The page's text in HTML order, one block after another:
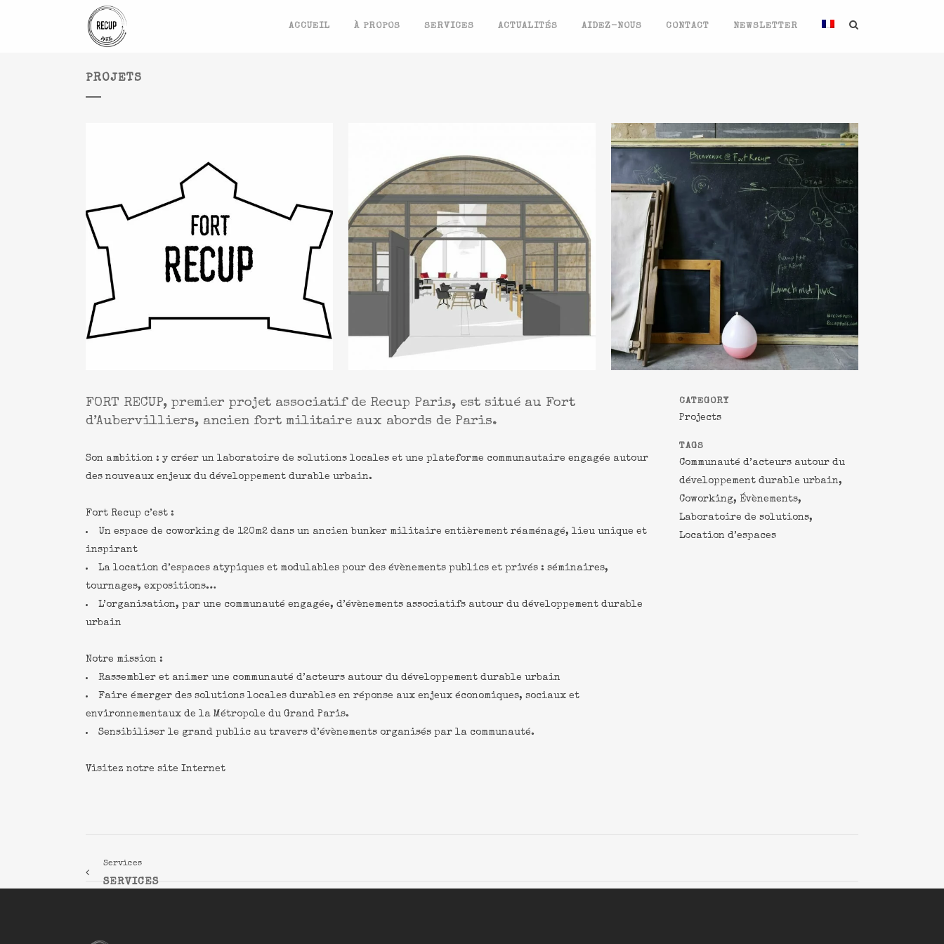
ACCUEIL À PROPOS SERVICES ACTUALITÉS AIDEZ-NOUS CONTACT NEWSLETTER
PROJETS
FORT RECUP, premier projet associatif de Recup Paris, est situé au Fort
d’Aubervilliers, ancien fort militaire aux abords de Paris.
Son ambition : y créer un laboratoire de solutions locales et une plateforme communautaire engagée autour
des nouveaux enjeux du développement durable urbain.
Fort Recup c’est :
Un espace de coworking de 120m2 dans un ancien bunker militaire entièrement réaménagé, lieu unique et
inspirant
La location d’espaces atypiques et modulables pour des évènements publics et privés : séminaires,
tournages, expositions…
L’organisation, par une communauté engagée, d’évènements associatifs autour du développement durable
urbain
Notre mission :
Rassembler et animer une communauté d’acteurs autour du développement durable urbain
Faire émerger des solutions locales durables en réponse aux enjeux économiques, sociaux et
environnementaux de la Métropole du Grand Paris.
Sensibiliser le grand public au travers d’évènements organisés par la communauté.
Visitez notre site Internet
CATEGORY
Projects
TAGS
Communauté d’acteurs autour du
développement durable urbain,
Coworking, Évènements,
Laboratoire de solutions,
Location d’espaces
Services
SERVICES